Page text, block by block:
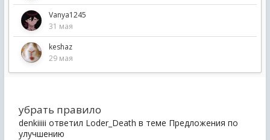
Vanya1245
31 мая
keshaz
29 мая
убрать правило
denkiiiii ответил Loder_Death в теме Предложения по
улучшению